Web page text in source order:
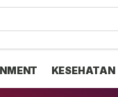
KESEHATAN